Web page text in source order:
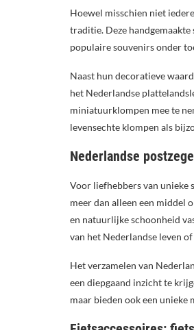
Hoewel misschien niet
traditie. Deze
populaire souvenirs onder
Naast hun decoratieve
het Nederlandse
miniatuurklompen mee te
levensechte klompen als
Nederlandse
Voor liefhebbers van unieke
meer dan alleen een middel
en natuurlijke schoonheid
van het Nederlandse leven
Het verzamelen van
een diepgaand inzicht te
maar bieden ook een unieke